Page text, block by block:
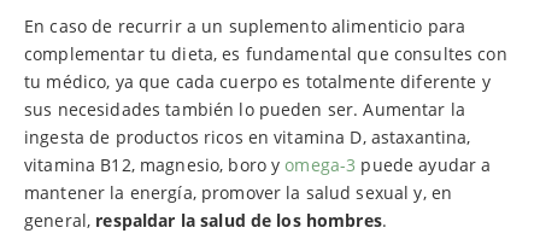
En caso de recurrir a un suplemento alimenticio para
complementar tu dieta, es fundamental que consultes con
tu médico, ya que cada cuerpo es totalmente diferente y
sus necesidades también lo pueden ser. Aumentar la
ingesta de productos ricos en vitamina D, astaxantina,
vitamina B12, magnesio, boro yomega-3 puede ayudar a
mantener la energía, promover la salud sexual y, en
general, respaldar la salud de los hombres.